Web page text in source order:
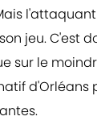
jeu. C'est
sur le
d'Orléans